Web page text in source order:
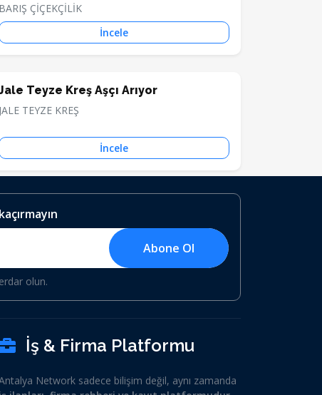
BARIŞ ÇİÇEKÇİLİK
İncele
Teyze Kreş Aşçı Arıyor
JALE TEYZE KREŞ
İncele
Abone Ol
olun.
İş & Firma Platformu
Network sadece bilişim değil, aynı zamanda